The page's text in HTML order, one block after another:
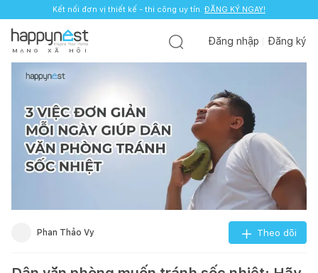
Kết nối đơn vị thiết kế - thi công uy tín. ĐĂNG KÝ NGAY!
M Ạ N G X Ã H Ộ I
Đăng nhập Đăng ký
Phan Thảo Vy Theo dõi